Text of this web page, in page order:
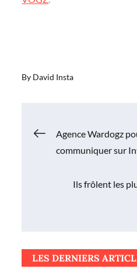
By David Insta
Agence Wardogz
communiquer sur
Ils frôlent les
LES DERNIERS